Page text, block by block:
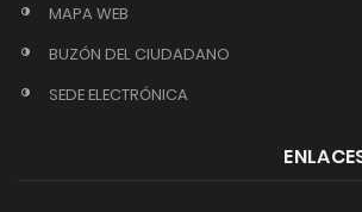
MAPA WEB
BUZÓN DEL CIUDADANO
SEDE ELECTRÓNICA